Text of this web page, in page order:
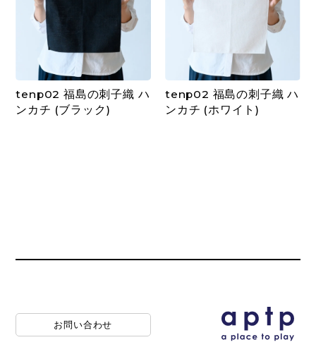
tenp02 福島の刺子織 ハ
ンカチ (ブラック)
tenp02 福島の刺子織 ハ
ンカチ (ホワイト)
お問い合わせ